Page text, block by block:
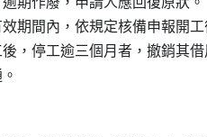
效期間內，依規定核備申報開
後，停工逾三個月者，撤銷其